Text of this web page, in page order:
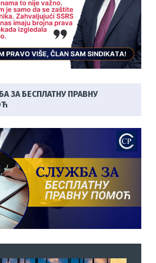
ЗА БЕСПЛАТНУ ПРАВНУ